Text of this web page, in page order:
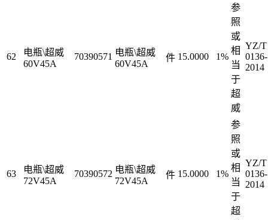
62
电瓶\超威
60V45A
70390571 电瓶\超威
60V45A
件 15.0000 1%
参
照
或
相
当
于
超
威
YZ/T
0136-
2014
63
电瓶\超威
72V45A
70390572 电瓶\超威
72V45A
件 15.0000 1%
参
照
或
相
当
于
超
YZ/T
0136-
2014